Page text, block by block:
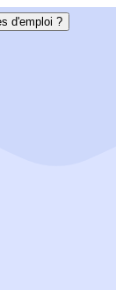
d'emploi ?